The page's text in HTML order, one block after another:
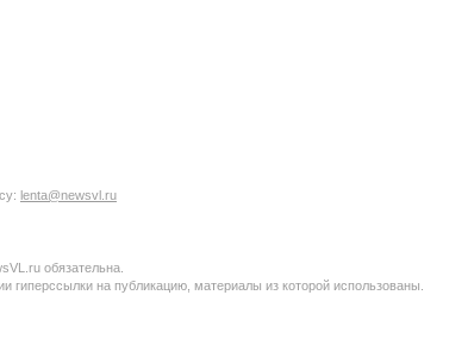
lenta@newsvl.ru
обязательна.
гиперссылки на публикацию, материалы из которой использованы.